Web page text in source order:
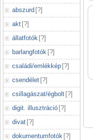
abszurd [?]
akt [?]
állatfotók [?]
barlangfotók [?]
családi/emlékkép [?]
csendélet [?]
csillagászat/égbolt [?]
digit. illusztráció [?]
divat [?]
dokumentumfotók [?]